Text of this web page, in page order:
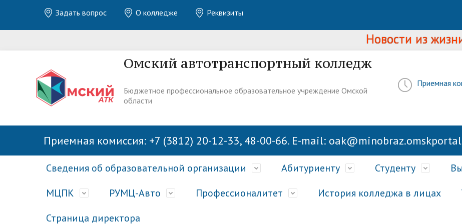
Задать вопрос О колледже Реквизиты
Новости из жизни
Омский автотранспортный колледж
Бюджетное профессиональное образовательное учреждение Омской
области
Приемная
Приемная комиссия: +7 (3812) 20-12-33, 48-00-66. E-mail:
Сведения об образовательной организации Абитуриенту Студенту
МЦПК РУМЦ-Авто Профессионалитет История колледжа в лицах
Страница директора